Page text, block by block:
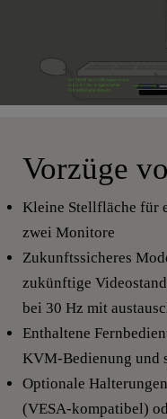
Vorzüge
Kleine Stellfläche für
zwei Monitore
Zukunftssicheres
zukünftige
bei 30 Hz mit
Enthaltene
KVM-Bedienung und
Optionale
(VESA-kompatibel)